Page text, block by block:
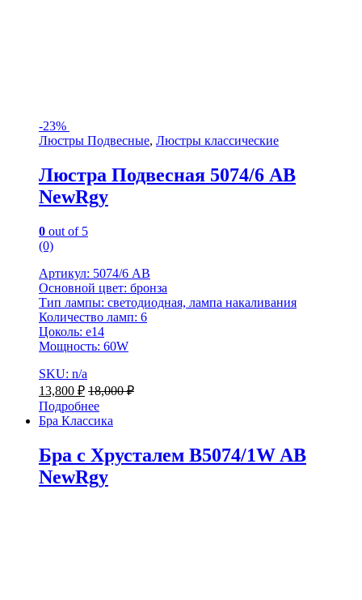
-23%
Люстры Подвесные, Люстры классические
Люстра Подвесная 5074/6 AB
NewRgy
0 out of 5
(0)
Артикул: 5074/6 AB
Основной цвет: бронза
Тип лампы: светодиодная, лампа накаливания
Количество ламп: 6
Цоколь: e14
Мощность: 60W
SKU: n/a
13,800 ₽ 18,000₽
Подробнее
Бра Классика
Бра с Хрусталем B5074/1W AB
NewRgy